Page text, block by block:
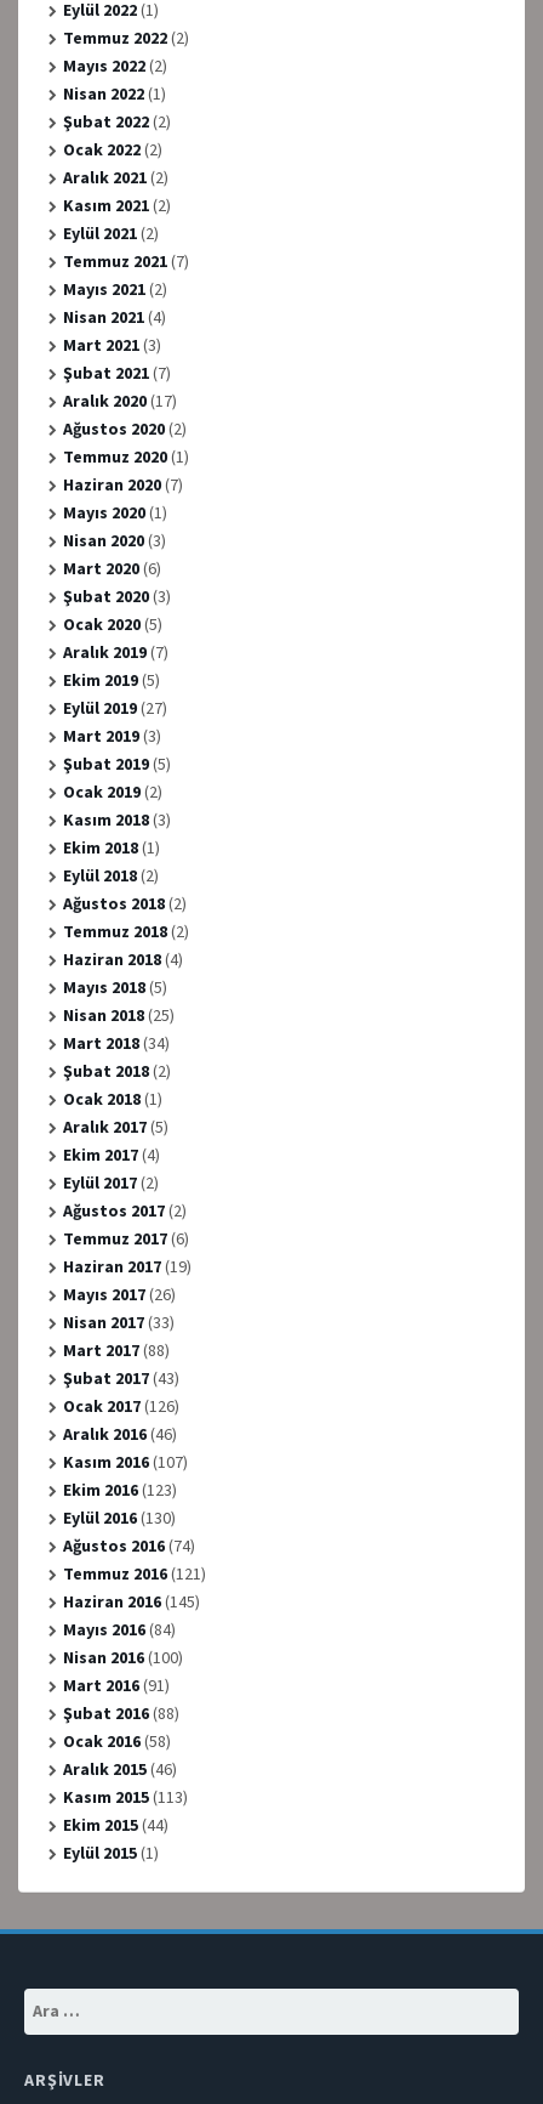
Eylül 2022(1)
Temmuz 2022(2)
Mayıs 2022(2)
Nisan 2022(1)
Şubat 2022(2)
Ocak 2022(2)
Aralık 2021(2)
Kasım 2021(2)
Eylül 2021(2)
Temmuz 2021(7)
Mayıs 2021(2)
Nisan 2021(4)
Mart 2021(3)
Şubat 2021(7)
Aralık 2020(17)
Ağustos 2020(2)
Temmuz 2020(1)
Haziran 2020(7)
Mayıs 2020(1)
Nisan 2020(3)
Mart 2020(6)
Şubat 2020(3)
Ocak 2020(5)
Aralık 2019(7)
Ekim 2019(5)
Eylül 2019(27)
Mart 2019(3)
Şubat 2019(5)
Ocak 2019(2)
Kasım 2018(3)
Ekim 2018(1)
Eylül 2018(2)
Ağustos 2018(2)
Temmuz 2018(2)
Haziran 2018(4)
Mayıs 2018(5)
Nisan 2018(25)
Mart 2018(34)
Şubat 2018(2)
Ocak 2018(1)
Aralık 2017(5)
Ekim 2017(4)
Eylül 2017(2)
Ağustos 2017(2)
Temmuz 2017(6)
Haziran 2017(19)
Mayıs 2017(26)
Nisan 2017(33)
Mart 2017(88)
Şubat 2017(43)
Ocak 2017(126)
Aralık 2016(46)
Kasım 2016(107)
Ekim 2016(123)
Eylül 2016(130)
Ağustos 2016(74)
Temmuz 2016(121)
Haziran 2016(145)
Mayıs 2016(84)
Nisan 2016(100)
Mart 2016(91)
Şubat 2016(88)
Ocak 2016(58)
Aralık 2015(46)
Kasım 2015(113)
Ekim 2015(44)
Eylül 2015(1)
Arama:
ARŞIVLER